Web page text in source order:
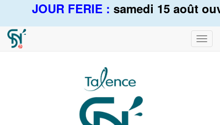
JOUR FERIE : samedi 15 août
la